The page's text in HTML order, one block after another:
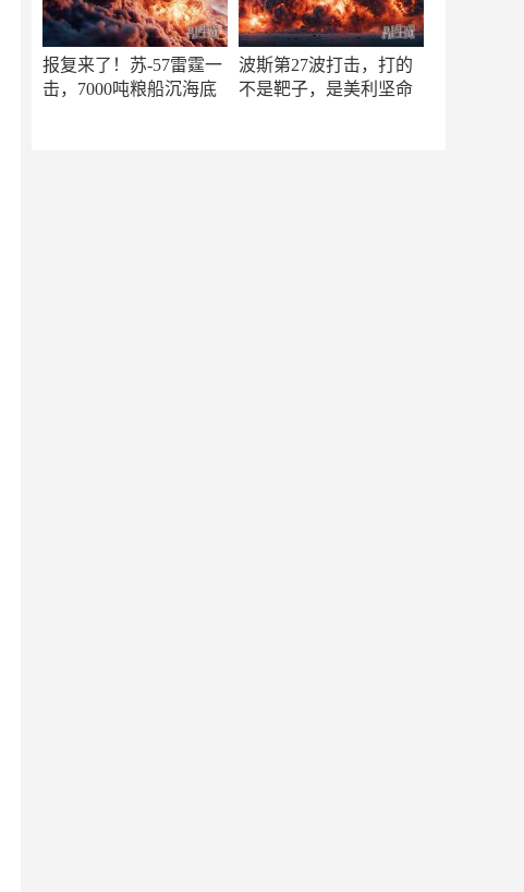
报复来了！苏-57雷霆一
击，7000吨粮船沉海底
波斯第27波打击，打的
不是靶子，是美利坚命